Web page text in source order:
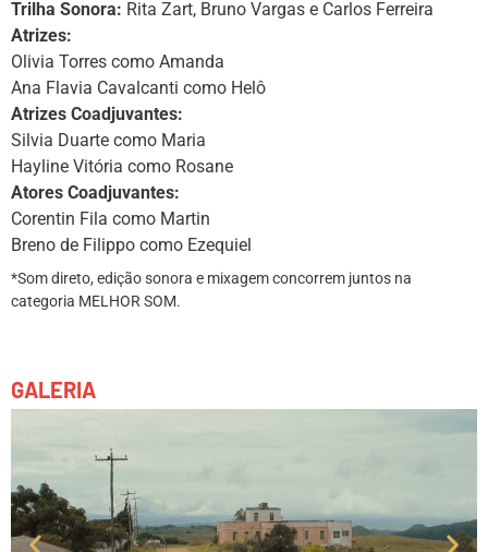
Trilha Sonora: Rita Zart, Bruno Vargas e Carlos Ferreira
Atrizes:
Olivia Torres como Amanda
Ana Flavia Cavalcanti como Helô
Atrizes Coadjuvantes:
Silvia Duarte como Maria
Hayline Vitória como Rosane
Atores Coadjuvantes:
Corentin Fila como Martin
Breno de Filippo como Ezequiel
*Som direto, edição sonora e mixagem concorrem juntos na
categoria MELHOR SOM.
GALERIA